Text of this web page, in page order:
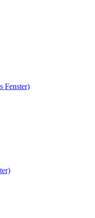
Fenster)